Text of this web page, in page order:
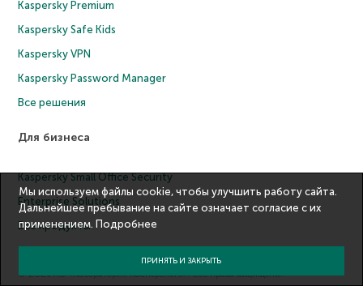
Kaspersky Premium
Kaspersky Safe Kids
Kaspersky VPN
Kaspersky Password Manager
Все решения
Для бизнеса
Kaspersky Small Office Security
Enterprise Solutions
Все продукты
© 2026 АО «Лаборатория Касперского». Все права защищены.
Мы используем файлы cookie, чтобы улучшить работу сайта.
Дальнейшее пребывание на сайте означает согласие с их
применением. Подробнее
ПРИНЯТЬ И ЗАКРЫТЬ